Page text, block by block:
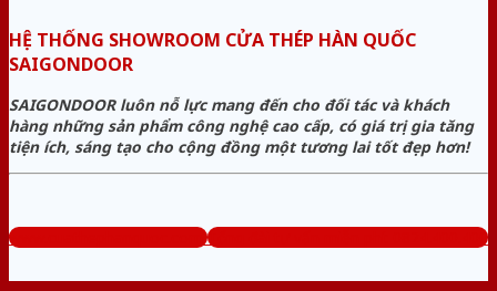
HỆ THỐNG SHOWROOM CỬA THÉP HÀN QUỐC
SAIGONDOOR
SAIGONDOOR luôn nỗ lực mang đến cho đối tác và khách
hàng những sản phẩm công nghệ cao cấp, có giá trị gia tăng
tiện ích, sáng tạo cho cộng đồng một tương lai tốt đẹp hơn!
www.cuathephanquoc.com Tổng đài tư vấn miễn phí: 0824.400.400